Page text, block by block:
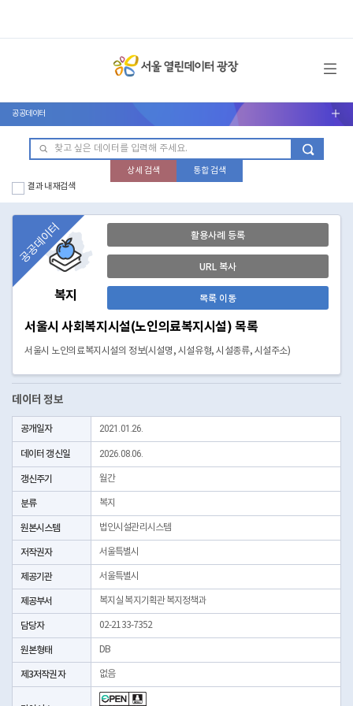
메뉴 열기
공공데이터 서브메뉴 열기
상세 검색
통합 검색
결과 내 재검색
복지
공공데이터 활용사례 등록
URL 복사
목록 이동
서울시 사회복지시설(노인의료복지시설) 목록
서울시 노인의료복지시설의 정보(시설명, 시설유형, 시설종류, 시설주소)
데이터 정보
공개일자 2021.01.26.
데이터 갱신일 2026.08.06.
갱신주기 월간
분류 복지
원본시스템 법인시설관리시스템
저작권자 서울특별시
제공기관 서울특별시
제공부서 복지실 복지기획관 복지정책과
담당자 02-2133-7352
원본형태 DB
제3저작권자 없음